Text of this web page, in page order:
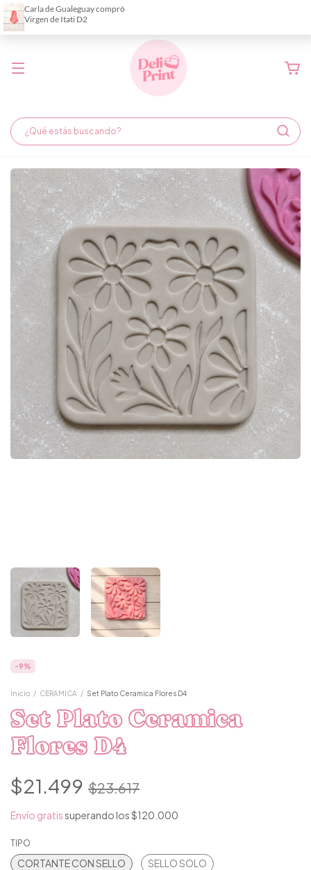
Demora de fabricación hasta 6 días hábiles
-9%
Inicio / CERAMICA / Set Plato Ceramica Flores D4
Set Plato Ceramica
Flores D4
$21.499 $23.617
Envío gratis superando los$120.000
TIPO
CORTANTE CON SELLO SELLO SOLO